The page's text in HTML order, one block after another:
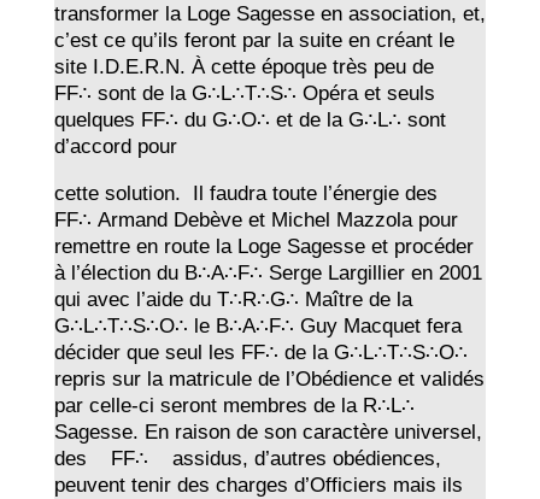
transformer la Loge Sagesse en association, et,
c’est ce qu’ils feront par la suite en créant le
site I.D.E.R.N. À cette époque très peu de
FF∴ sont de la G∴L∴T∴S∴ Opéra et seuls
quelques FF∴ du G∴O∴ et de la G∴L∴ sont
d’accord pour
cette solution. Il faudra toute l’énergie des
FF∴ Armand Debève et Michel Mazzola pour
remettre en route la Loge Sagesse et procéder
à l’élection du B∴A∴F∴ Serge Largillier en 2001
qui avec l’aide du T∴R∴G∴ Maître de la
G∴L∴T∴S∴O∴ le B∴A∴F∴ Guy Macquet fera
décider que seul les FF∴ de la G∴L∴T∴S∴O∴
repris sur la matricule de l’Obédience et validés
par celle-ci seront membres de la R∴L∴
Sagesse. En raison de son caractère universel,
des FF∴ assidus, d’autres obédiences,
peuvent tenir des charges d’Officiers mais ils